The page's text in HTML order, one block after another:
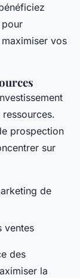
vos
prospection
sur
de
ventes
des
la